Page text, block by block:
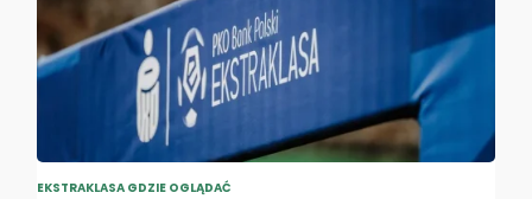
EKSTRAKLASA GDZIE OGLĄDAĆ